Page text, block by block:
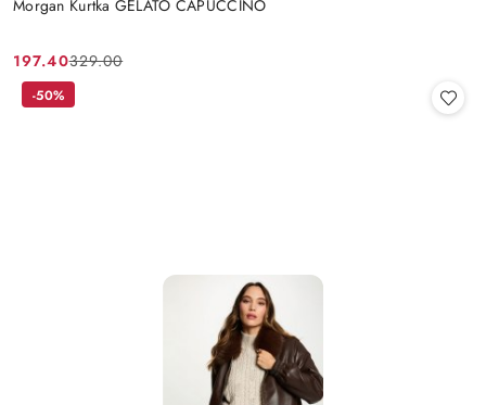
Morgan Kurtka GELATO CAPUCCINO
Cena
promocyjna:
197.40
Cena
przed
329.00
-50%